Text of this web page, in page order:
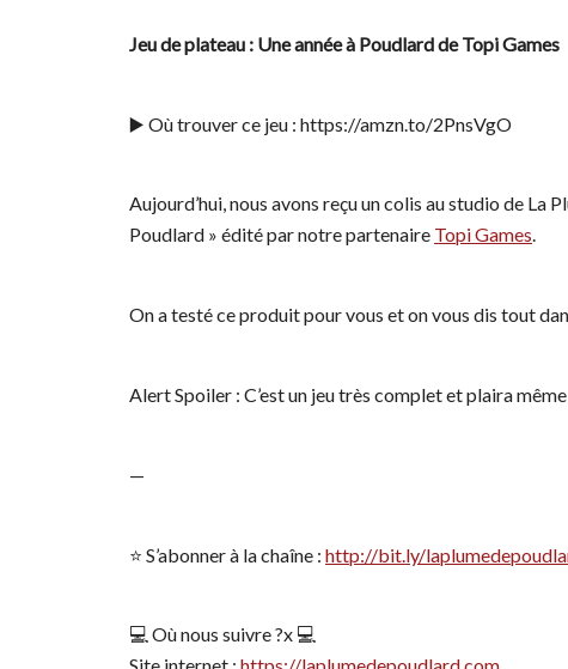
Jeu de plateau : Une année à Poudlard de Topi Games
▶️ Où trouver ce jeu : https://amzn.to/2PnsVgO
Aujourd’hui, nous avons reçu un colis au studio de La
Poudlard » édité par notre partenaire Topi Games.
On a testé ce produit pour vous et on vous dis tout
Alert Spoiler : C’est un jeu très complet et plaira
—
⭐️ S’abonner à la chaîne : http://bit.ly/
💻 Où nous suivre ?x 💻